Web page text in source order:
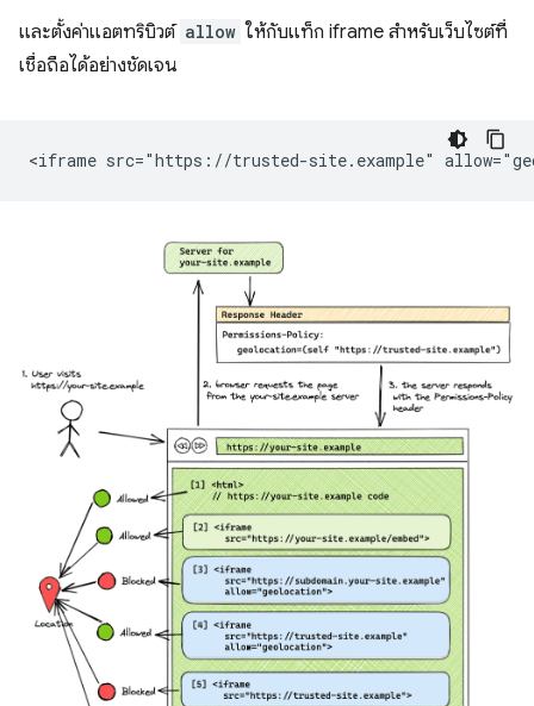
และตั้งค่าแอตทริบิวต์ allow ให้กับแท็ก iframe สำหรับเว็บไซต์ที่
เชื่อถือได้อย่างชัดเจน